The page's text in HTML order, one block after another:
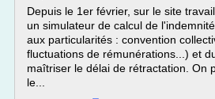
Depuis le 1er février, sur le site
un simulateur de calcul de
aux particularités : convention
fluctuations de rémunérations...) et
maîtriser le délai de rétractation. On
le...